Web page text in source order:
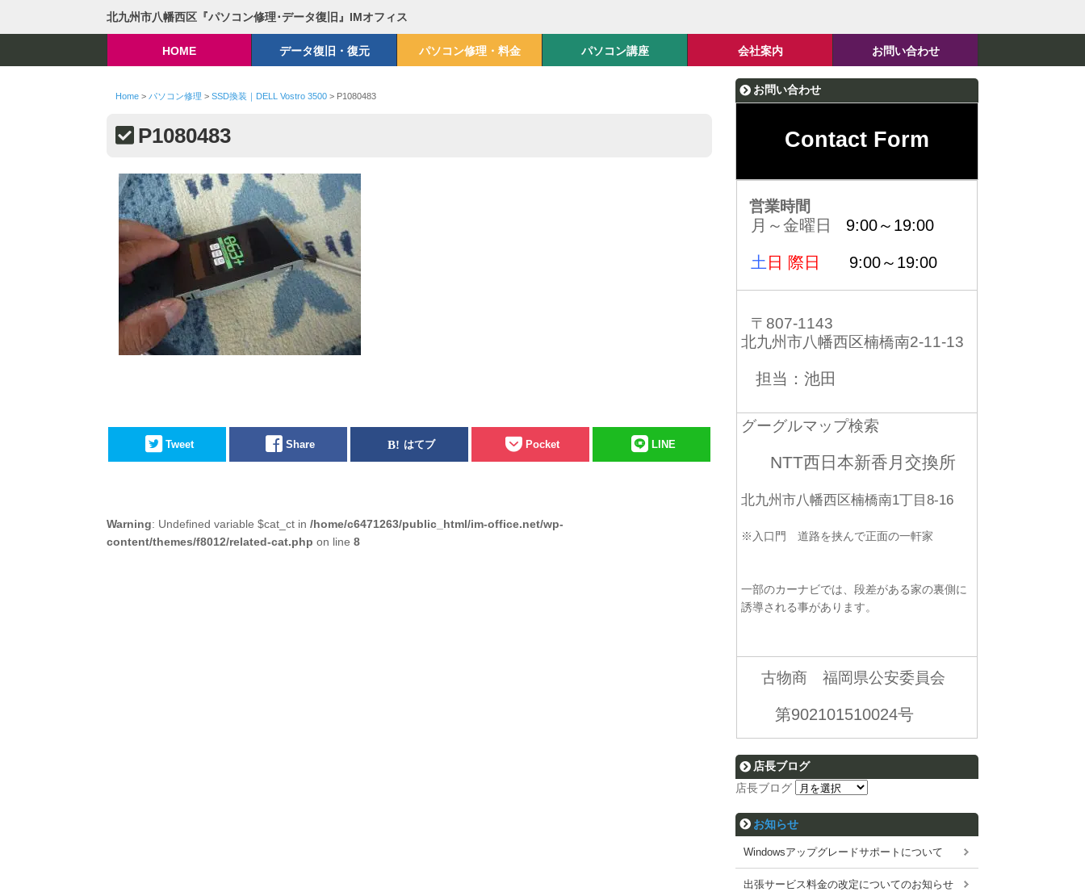
北九州市八幡西区『パソコン修理･データ復旧』IMオフィス
HOME データ復旧・復元 パソコン修理・料金 パソコン講座 会社案内 お問い合わせ
Home> パソコン修理 > SSD換装｜DELL Vostro 3500> P1080483
P1080483
Tweet Share はてブ Pocket LINE
Warning: Undefined variable $cat_ct in /home/c6471263/public_html/im-office.net/wp-
content/themes/f8012/related-cat.php on line 8
お問い合わせ
Contact Form
営業時間
月～金曜日 9:00～19:00
土 日 際日 9:00～19:00
〒807-1143
北九州市八幡西区楠橋南2-11-13
担当：池田
グーグルマップ検索
NTT西日本新香月交換所
北九州市八幡西区楠橋南1丁目8-16
※入口門 道路を挟んで正面の一軒家
一部のカーナビでは、段差がある家の裏側に
誘導される事があります。
古物商 福岡県公安委員会
第902101510024号
店長ブログ
店長ブログ
お知らせ
Windowsアップグレードサポートについて
出張サービス料金の改定についてのお知らせ